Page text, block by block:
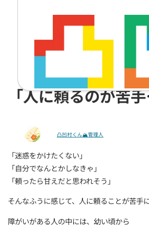
「人に頼る
凸凹村くん🏔管理人
「頼ったら甘えだと思われそ